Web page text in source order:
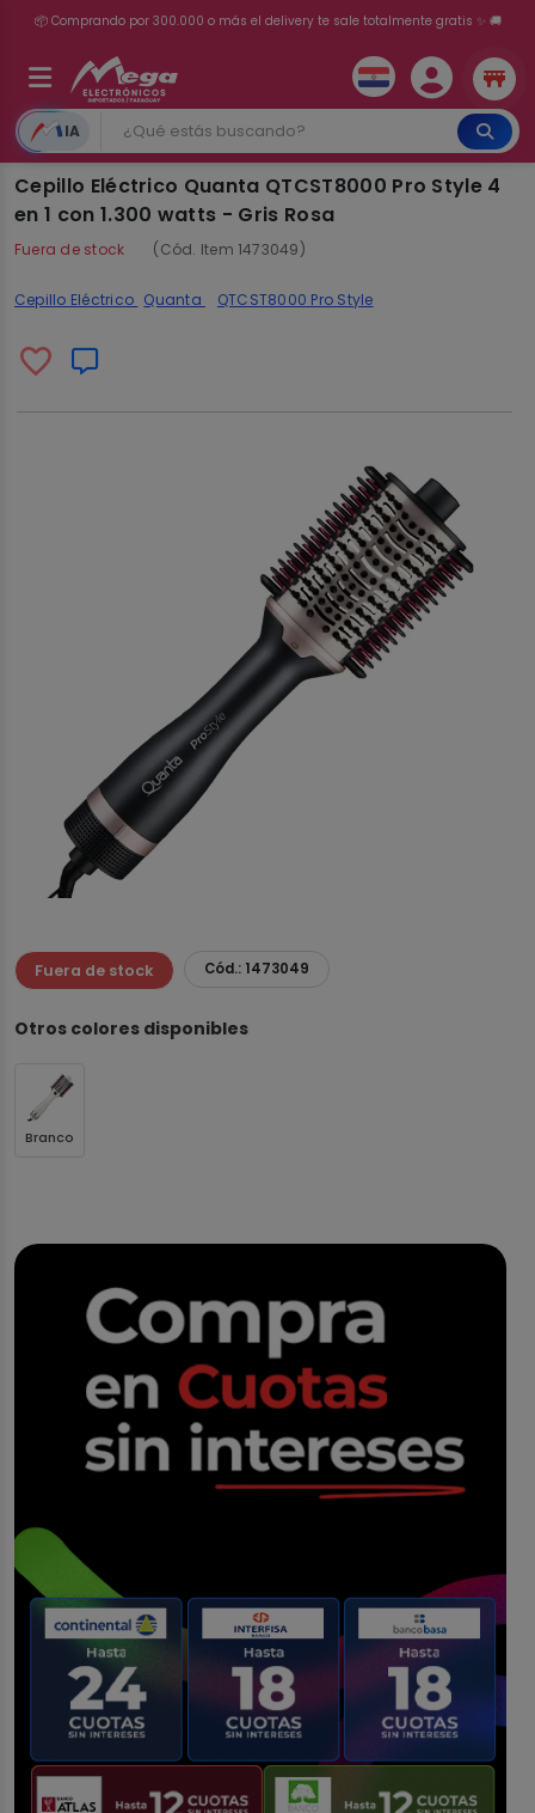
💳 ¡HASTA 24 CUOTAS SIN INTERÉS con tarjetas adheridas!
IA
Cepillo Eléctrico Quanta QTCST8000 Pro Style 4
en 1 con 1.300 watts - Gris Rosa
Fuera de stock (Cód. Item 1473049)
Cepillo Eléctrico Quanta QTCST8000 Pro Style
Fuera de stock Cód.: 1473049
Otros colores disponibles
Branco